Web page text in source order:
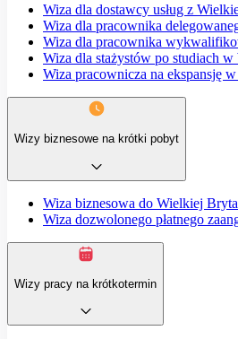
Wiza dla dostawcy usług z
Wiza dla pracownika
Wiza dla pracownika
Wiza dla stażystów po studiach
Wiza pracownicza na ekspansję
Wizy biznesowe na krótki pobyt
Wiza biznesowa do Wielkiej
Wiza dozwolonego płatnego
Wizy pracy na krótkotermin